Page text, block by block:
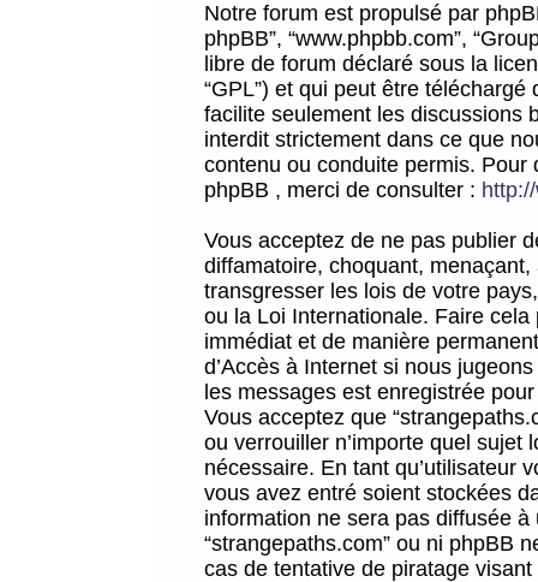
Notre forum est propulsé par
phpBB”, “www.phpbb.com”,
libre de forum déclaré sous la
“GPL”) et qui peut être téléchargé
facilite seulement les discussions
interdit strictement dans ce que
contenu ou conduite permis.
phpBB , merci de consulter :
Vous acceptez de ne pas publier
diffamatoire, choquant,
transgresser les lois de votre
ou la Loi Internationale. Faire
immédiat et de manière
d’Accès à Internet si nous
les messages est enregistrée
Vous acceptez que
ou verrouiller n’importe quel sujet
nécessaire. En tant qu’utilisateur
vous avez entré soient stockées
information ne sera pas diffusée
“strangepaths.com” ou ni phpBB
cas de tentative de piratage